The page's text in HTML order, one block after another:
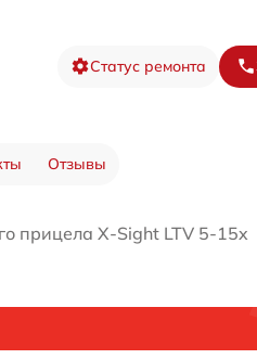
Статус ремонта
Отзывы
прицела X-Sight LTV 5-15x